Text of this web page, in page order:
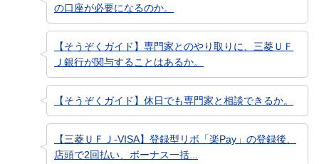
の口座が必要になるのか。
【そうぞくガイド】専門家とのやり取りに、三菱ＵＦ
Ｊ銀行が関与することはあるか。
【そうぞくガイド】休日でも専門家と相談できるか。
【三菱ＵＦＪ-VISA】登録型リボ「楽Pay」の登録後、
店頭で2回払い、ボーナス一括...